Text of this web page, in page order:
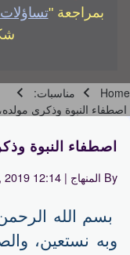
بمراجعة "تساؤلات
Breadcrumb
Home
مناسبات:
اصطفاء النبوة وذكرى
اصطفاء النبوة
By المنهاج | 12:14 PM EET, Thu November 07, 2019
بسم الله
وبه نستعين،